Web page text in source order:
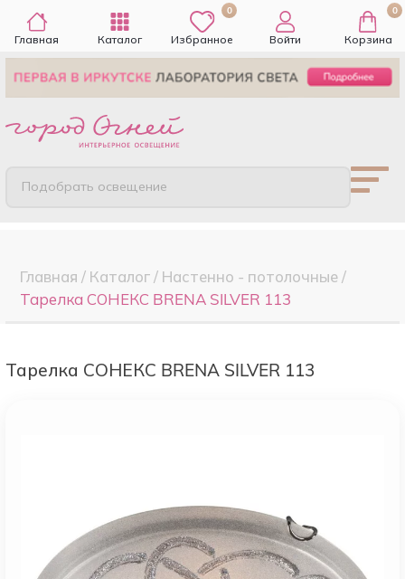
Главная Каталог
0
Избранное Войти
0
Корзина
Подобрать освещение
Главная / Каталог/ Настенно - потолочные/
Тарелка СОНЕКС BRENA SILVER 113
Тарелка СОНЕКС BRENA SILVER 113